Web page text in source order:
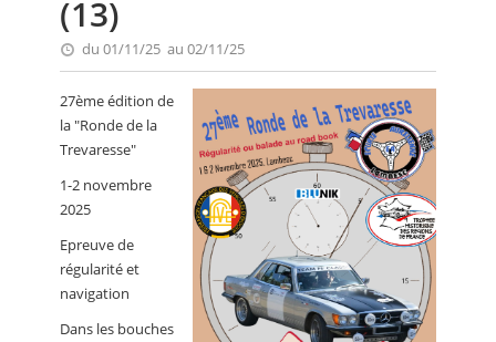
MONTAGNE
EVÈNEMENTS
CALENDRIER
FOCUS
VIDEO
ANNUAIRES
PETITES ANNONCES
(13)
du 01/11/25 au 02/11/25
27ème édition de
la "Ronde de la
Trevaresse"
1-2 novembre
2025
Epreuve de
régularité et
navigation
Dans les bouches